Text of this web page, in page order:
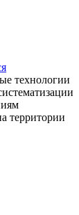
технологии
территории